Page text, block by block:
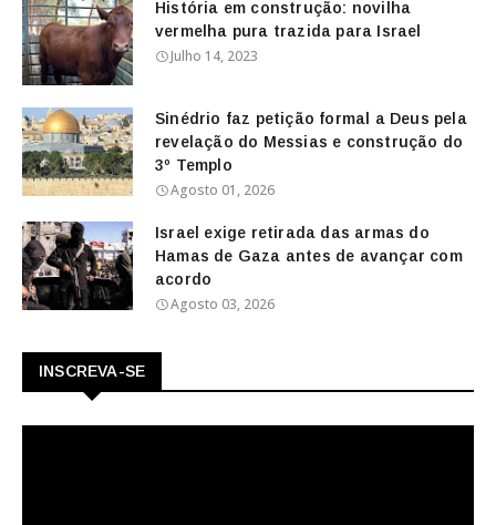
História em construção: novilha
vermelha pura trazida para Israel
Julho 14, 2023
Sinédrio faz petição formal a Deus pela
revelação do Messias e construção do
3º Templo
Agosto 01, 2026
Israel exige retirada das armas do
Hamas de Gaza antes de avançar com
acordo
Agosto 03, 2026
INSCREVA-SE